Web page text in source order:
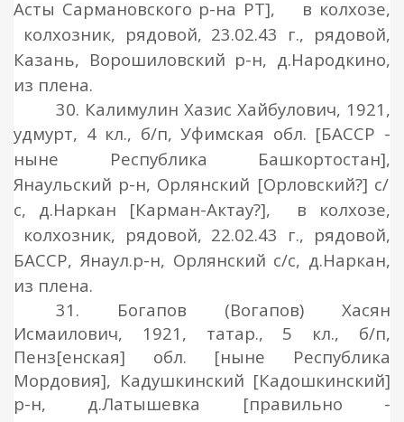
Асты Сармановского р-на РТ],
в колхозе,
колхозник, рядовой, 23.02.43 г., рядовой,
Казань, Ворошиловский р-н, д.Народкино,
из плена.
30. Калимулин Хазис Хайбулович, 1921,
удмурт, 4 кл., б/п, Уфимская обл. [БАССР -
ныне Республика Башкортостан],
Янаульский р-н, Орлянский [Орловский?] с/
с, д.Наркан [Карман-Актау?], в колхозе,
колхозник, рядовой, 22.02.43 г., рядовой,
БАССР, Янаул.р-н, Орлянский с/с, д.Наркан,
из плена.
31. Богапов (Вогапов) Хасян
Исмаилович, 1921, татар., 5 кл., б/п,
Пенз[енская] обл. [ныне Республика
Мордовия], Кадушкинский [Кадошкинский]
р-н, д.Латышевка [правильно -